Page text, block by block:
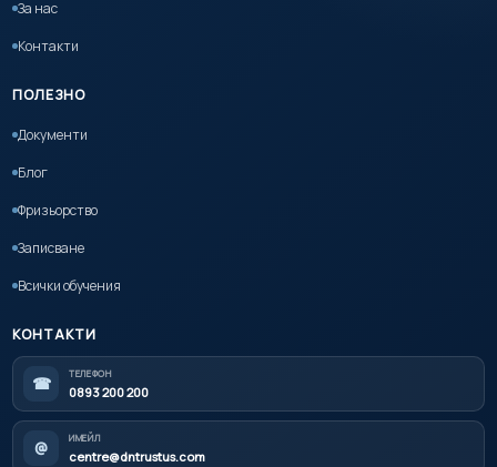
За нас
Контакти
ПОЛЕЗНО
Документи
Блог
Фризьорство
Записване
Всички обучения
КОНТАКТИ
☎ ТЕЛЕФОН
0893 200 200
@ ИМЕЙЛ
centre@dntrustus.com